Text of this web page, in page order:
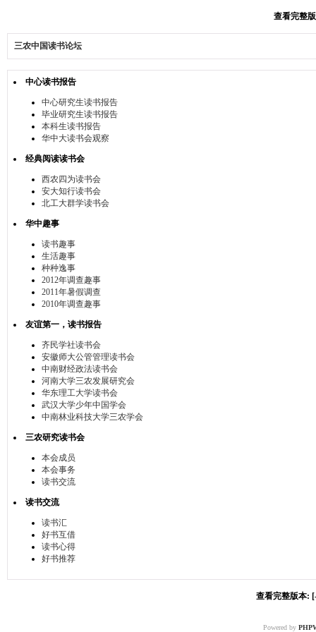
查看完整
三农中国读书论坛
中心读书报告
中心研究生读书报告
毕业研究生读书报告
本科生读书报告
华中大读书会观察
经典阅读读书会
西农四为读书会
安大知行读书会
北工大群学读书会
华中趣事
读书趣事
生活趣事
种种逸事
2012年调查趣事
2011年暑假调查
2010年调查趣事
友谊第一，读书报告
齐民学社读书会
安徽师大公管管理读书会
中南财经政法读书会
河南大学三农发展研究会
华东理工大学读书会
武汉大学少年中国学会
中南林业科技大学三农学会
三农研究读书会
本会成员
本会事务
读书交流
读书交流
读书汇
好书互借
读书心得
好书推荐
查看完整版本:
Powered by